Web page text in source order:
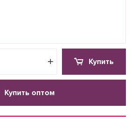
Купить
Купить оптом